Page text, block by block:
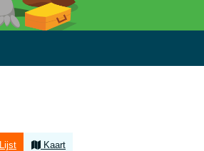
Lijst Kaart